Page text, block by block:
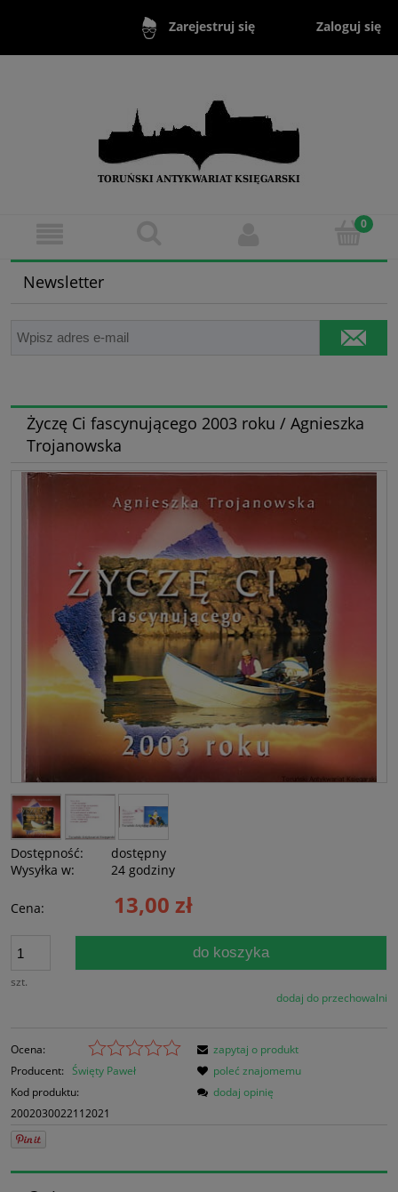
Zarejestruj się Zaloguj się
Newsletter
Życzę Ci fascynującego 2003 roku / Agnieszka
Trojanowska
Dostępność:
dostępny
Wysyłka w:
24 godziny
Cena: 13,00 zł
szt.
do koszyka
dodaj do przechowalni
Ocena:
Producent: Święty Paweł
Kod produktu:
2002030022112021
zapytaj o produkt
poleć znajomemu
dodaj opinię